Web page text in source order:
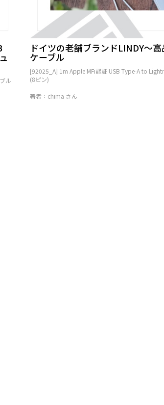
ル
ドイツの老舗ブランドLINDY～
ケーブル
[92025_A] 1m Apple MFi認証 USB Type-A to
(8ピン)
著者：chima さん